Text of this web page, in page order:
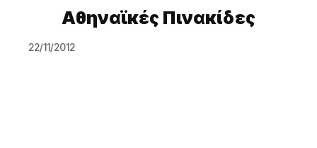
Αθηναϊκές Πινακίδες
22/11/2012